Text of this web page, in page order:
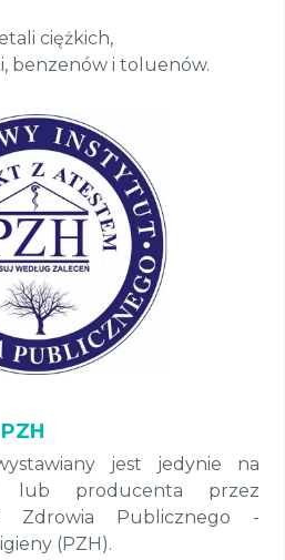
ciężkich,
benzenów i toluenów.
jest jedynie na
lub producenta przez
Zdrowia Publicznego -
(PZH).